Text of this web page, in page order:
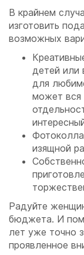
В крайнем
изготовить
возможных
детей или
для
может вся
изящной
Радуйте
бюджета. И
лет уже точно
проявленное